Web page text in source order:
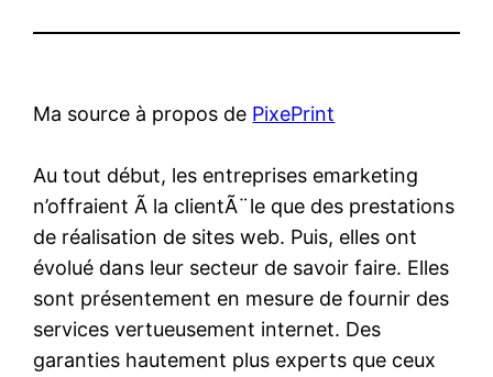
Ma source à propos de PixePrint
Au tout début, les entreprises emarketing
n’offraient Ã la clientÃ¨le que des prestations
de réalisation de sites web. Puis, elles ont
évolué dans leur secteur de savoir faire. Elles
sont présentement en mesure de fournir des
services vertueusement internet. Des
garanties hautement plus experts que ceux